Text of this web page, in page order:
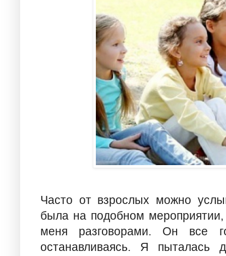
Часто от взрослых можно
была на подобном
меня разговорами. Он все
останавливаясь. Я